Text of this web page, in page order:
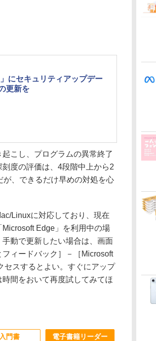
にセキュリティアップデー
更新を
こし、プログラムの異常終了
度の評価は、4段階中上から2
、できるだけ早めの対処を心
Linuxに対応しており、現在
Edge」を利用中の場
動で更新したい場合は、画面
ィードバック］－［Microsoft
セスするとよい。すぐにアップ
間をおいて再度試してみてほ
門書 電子書籍リーダー